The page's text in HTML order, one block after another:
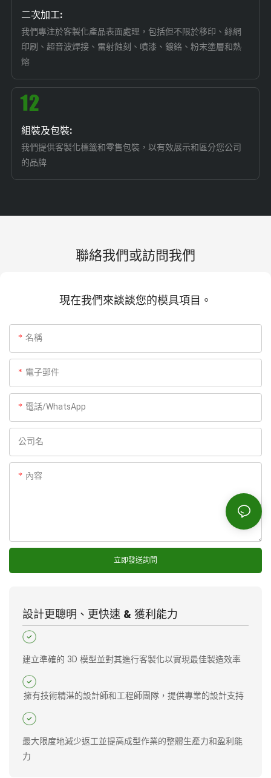
二次加工:
我們專注於客製化產品表面處理，包括但不限於移印、絲網
印刷、超音波焊接、雷射蝕刻、噴漆、鍍鉻、粉末塗層和熱
熔
組裝及包裝:
我們提供客製化標籤和零售包裝，以有效展示和區分您公司
的品牌
聯絡我們或訪問我們
現在我們來談談您的模具項目。
名稱
電子郵件
電話/WhatsApp
公司名
內容
立即發送詢問
設計更聰明、更快速 & 獲利能力
建立準確的 3D 模型並對其進行客製化以實現最佳製造效率
擁有技術精湛的設計師和工程師團隊，提供專業的設計支持
最大限度地減少返工並提高成型作業的整體生產力和盈利能
力